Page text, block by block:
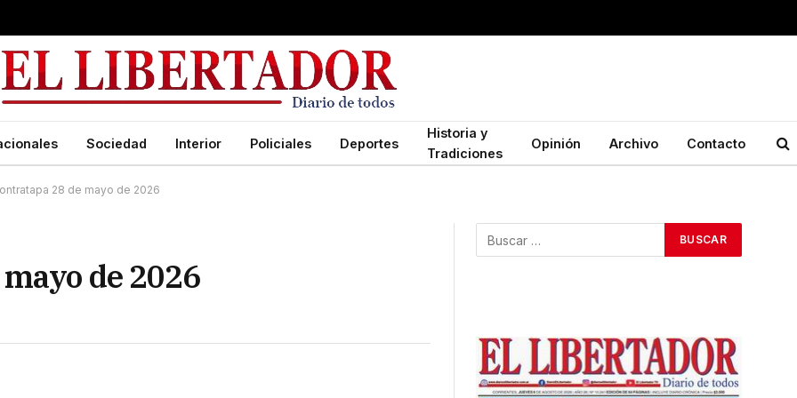
Sociedad Interior Policiales Deportes
Historia y
Tradiciones
Opinión Archivo Contacto
28 de mayo de 2026
de 2026